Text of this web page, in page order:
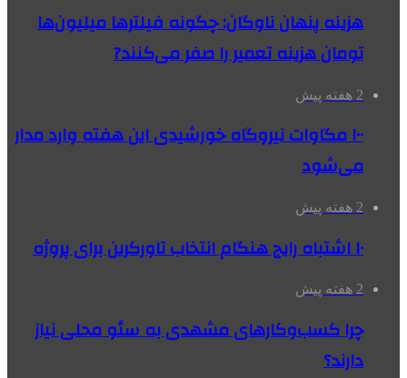
هزینه پنهان ناوگان: چگونه فیلترها میلیون‌ها
تومان هزینه تعمیر را صفر می‌کنند?
2 هفته پیش
۱۰۰ مگاوات نیروگاه‌ خورشیدی این هفته وارد مدار
می‌شود
2 هفته پیش
۱۰ اشتباه رایج هنگام انتخاب تاورکرین برای پروژه
2 هفته پیش
چرا کسب‌وکارهای مشهدی به سئو محلی نیاز
دارند؟